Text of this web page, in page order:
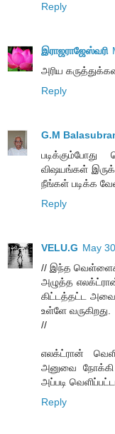
Reply
இராஜராஜேஸ்வரி
அரிய
Reply
G.M
படிக்கும்போது
விஷயங்கள்
நீங்கள் படிக்க
Reply
VELU.G May
// இந்த வெள்ளைக்
அழுத்த
கிட்டத்தட்ட அவை
உள்ளே வருகிறது.
//
எலக்ட்ரான்
அனுவை நோக்கி
அப்படி
Reply